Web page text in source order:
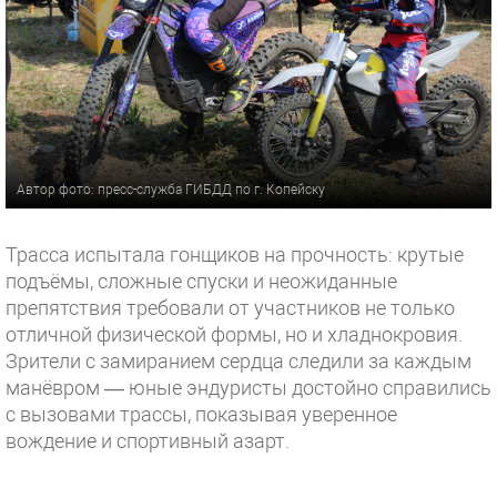
Автор фото: пресс-служба ГИБДД по г. Копейску
Трасса испытала гонщиков на прочность: крутые
подъёмы, сложные спуски и неожиданные
препятствия требовали от участников не только
отличной физической формы, но и хладнокровия.
Зрители с замиранием сердца следили за каждым
манёвром — юные эндуристы достойно справились
с вызовами трассы, показывая уверенное
вождение и спортивный азарт.